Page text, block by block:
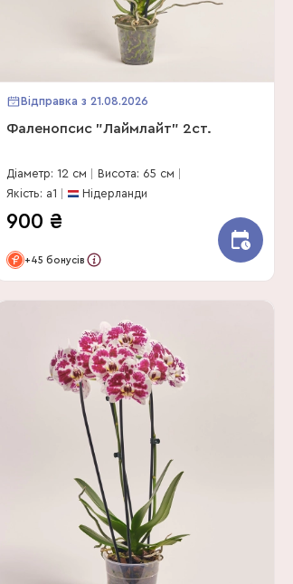
Відправка з 21.08.2026
Фаленопсис "Лаймлайт" 2ст.
Діаметр: 12 см
Висота: 65 см
Якість: a1
Нідерланди
900 ₴
+45 бонусів